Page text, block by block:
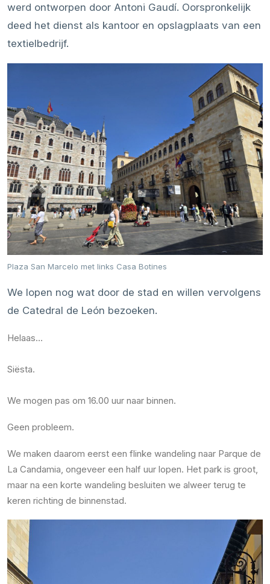
werd ontworpen door Antoni Gaudí. Oorspronkelijk
deed het dienst als kantoor en opslagplaats van een
textielbedrijf.
Plaza San Marcelo met links Casa Botines
We lopen nog wat door de stad en willen vervolgens
de Catedral de León bezoeken.
Helaas…
Siësta.
We mogen pas om 16.00 uur naar binnen.
Geen probleem.
We maken daarom eerst een flinke wandeling naar Parque de
La Candamia, ongeveer een half uur lopen. Het park is groot,
maar na een korte wandeling besluiten we alweer terug te
keren richting de binnenstad.